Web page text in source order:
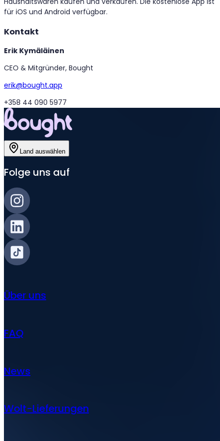
für iOS und Android verfügbar.
Kontakt
Erik Kymäläinen
CEO & Mitgründer, Bought
erik@bought.app
+358 44 090 5977
Land auswählen
Folge uns auf
Über uns
FAQ
News
Wolt-Lieferungen